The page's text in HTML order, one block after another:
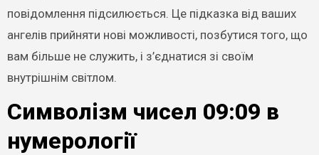
повідомлення підсилюється. Це підказка від ваших
ангелів прийняти нові можливості, позбутися того, що
вам більше не служить, і з’єднатися зі своїм
внутрішнім світлом.
Символізм чисел 09:09 в
нумерології